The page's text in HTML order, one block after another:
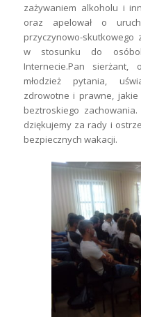
zażywaniem alkoholu i
oraz apelował o
przyczynowo-
w stosunku do
Internecie.Pan
młodzież pytania,
zdrowotne i prawne,
beztroskiego
dziękujemy za rady i
bezpiecznych wakacji.